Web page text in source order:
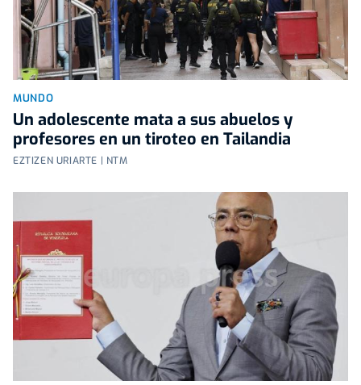
MUNDO
Un adolescente mata a sus abuelos y
profesores en un tiroteo en Tailandia
EZTIZEN URIARTE | NTM